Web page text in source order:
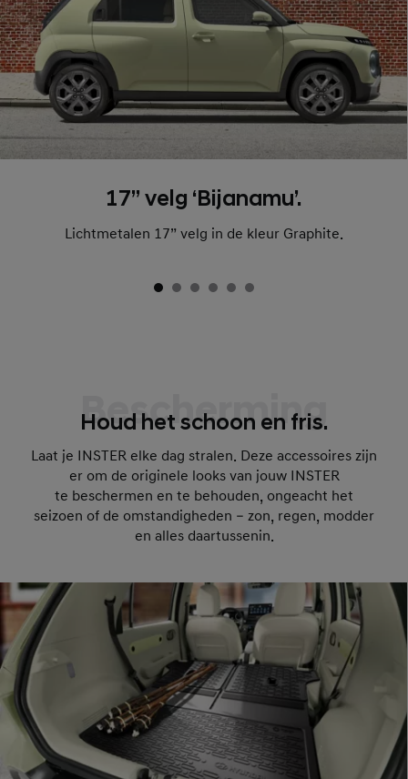
17” velg ‘Bijanamu’.
Lichtmetalen 17” velg in de kleur Graphite.
Bescherming
Houd het schoon en fris.
Laat je INSTER elke dag stralen. Deze accessoires zijn
er om de originele looks van jouw INSTER
te beschermen en te behouden, ongeacht het
seizoen of de omstandigheden – zon, regen, modder
en alles daartussenin.